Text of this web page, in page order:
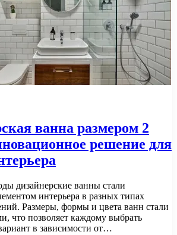
ванна размером 2
решение для
дизайнерские ванны стали
интерьера в разных типах
Размеры, формы и цвета ванн стали
что позволяет каждому выбрать
в зависимости от…